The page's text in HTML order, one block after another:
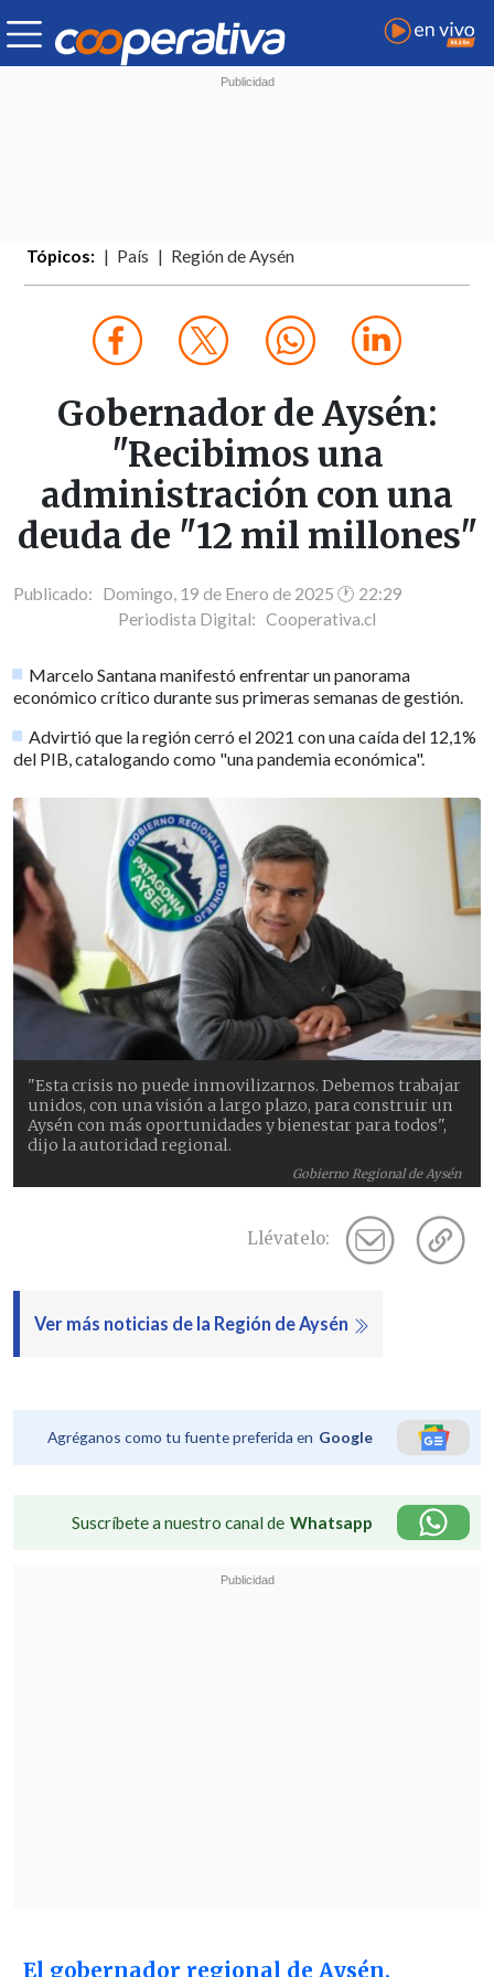
Tópicos: País Región de Aysén
Gobernador de Aysén:
"Recibimos una
administración con una
deuda de "12 mil millones"
Publicado: Domingo, 19 de Enero de 2025 🕐 22:29
Periodista Digital: Cooperativa.cl
Marcelo Santana manifestó enfrentar un panorama
económico crítico durante sus primeras semanas de gestión.
Advirtió que la región cerró el 2021 con una caída del 12,1%
del PIB, catalogando como "una pandemia económica".
Gobierno Regional de Aysén
"Esta crisis no puede inmovilizarnos. Debemos trabajar
unidos, con una visión a largo plazo, para construir un
Aysén con más oportunidades y bienestar para todos",
dijo la autoridad regional.
Llévatelo:
Ver más noticias de la Región de Aysén
Agréganos como tu fuente preferida en Google
Suscríbete a nuestro canal de Whatsapp
El gobernador regional de Aysén,